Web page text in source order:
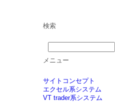
検索
メニュー
サイトコンセプト
エクセル系システム
VT trader系システム